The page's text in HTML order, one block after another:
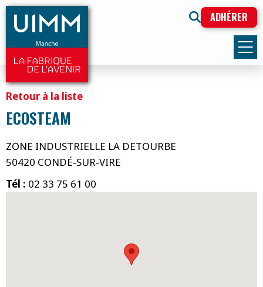
ADHÉRER
Retour à la liste
ECOSTEAM
ZONE INDUSTRIELLE LA DETOURBE
50420 CONDÉ-SUR-VIRE
Tél : 02 33 75 61 00